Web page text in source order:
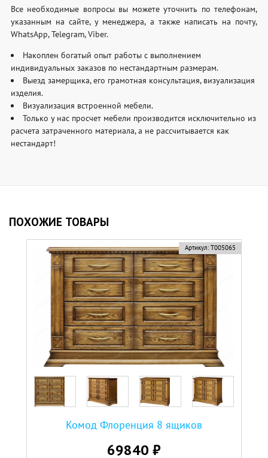
Все необходимые вопросы вы можете уточнить по телефонам,
указанным на сайте, у менеджера, а также написать на почту,
WhatsApp, Telegram, Viber.
Накоплен богатый опыт работы с выполнением
индивидуальных заказов по нестандартным размерам.
Выезд замерщика, его грамотная консультация, визуализация
изделия.
Визуализация встроенной мебели.
Только у нас просчет мебели производится исключительно из
расчета затраченного материала, а не рассчитывается как
нестандарт!
ПОХОЖИЕ ТОВАРЫ
Артикул: Т005065
Комод Флоренция 8 ящиков
69840 ₽